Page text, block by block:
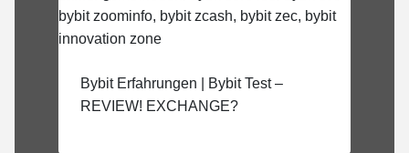
Bybit Erfahrungen | Bybit Test –
REVIEW! EXCHANGE?